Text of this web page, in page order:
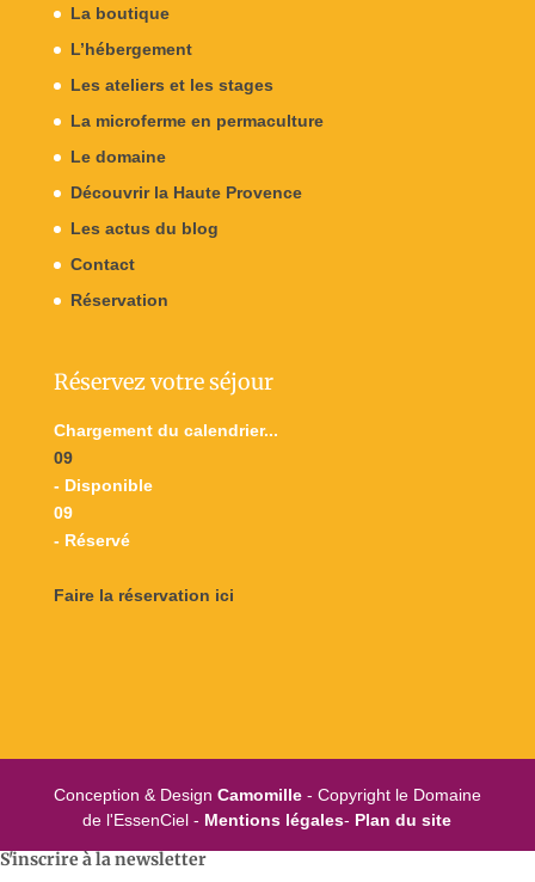
La boutique
L’hébergement
Les ateliers et les stages
La microferme en permaculture
Le domaine
Découvrir la Haute Provence
Les actus du blog
Contact
Réservation
Réservez votre séjour
Chargement du calendrier...
09
- Disponible
09
- Réservé
Faire la réservation ici
Conception & Design Camomille- Copyright le Domaine
de l'EssenCiel - Mentions légales- Plan du site
S'inscrire à la newsletter